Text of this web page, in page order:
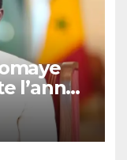
l’année
la